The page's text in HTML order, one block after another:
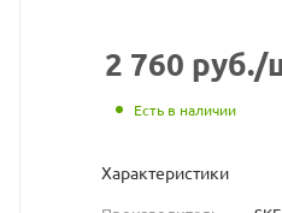
2 760 руб./
Есть в наличии
Характеристики